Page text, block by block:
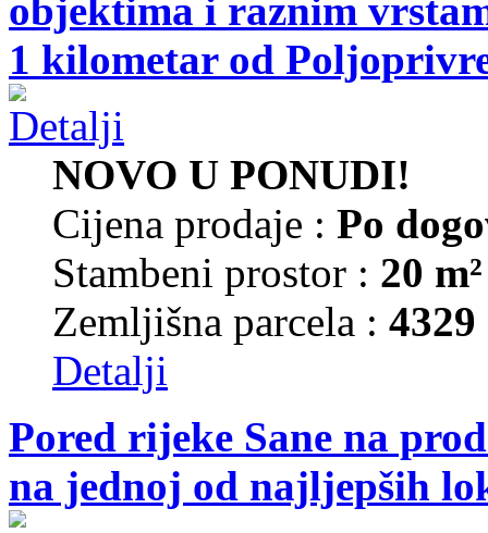
objektima i raznim
1 kilometar od
NOVO U PONUDI!
Cijena prodaje : Po
Stambeni prostor : 20 m²
Zemljišna parcela : 4329
Detalji
Pored rijeke Sane na
na jednoj od najljepših